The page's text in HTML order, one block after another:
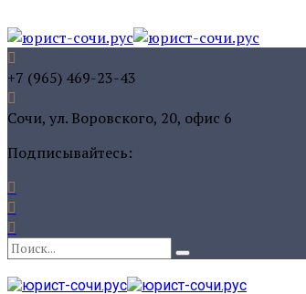
+7 (965) 469-23-43
Сочи, ул. Воровского, 20, офис 6
Подписывайтесь: